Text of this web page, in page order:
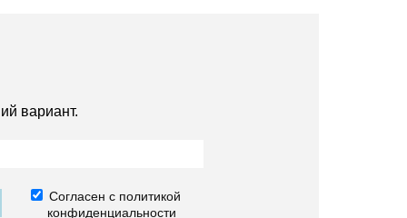
вариант.
Согласен с политикой
конфиденциальности